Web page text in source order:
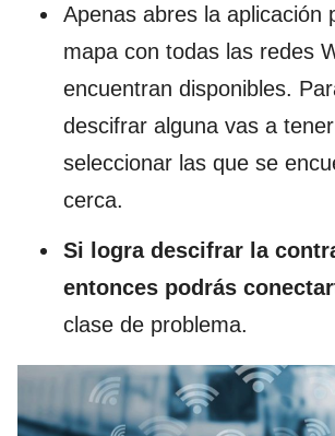
Apenas abres la aplicación
mapa con todas las redes
encuentran disponibles.
descifrar alguna vas a
seleccionar las que se
cerca.
Si logra descifrar la
entonces podrás
clase de problema.